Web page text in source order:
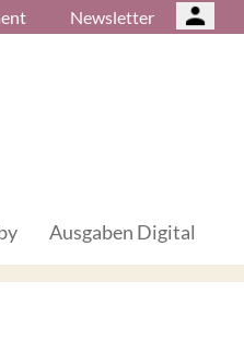
Newsletter
Ausgaben Digital